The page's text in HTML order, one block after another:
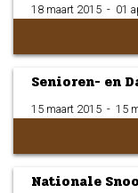
18 maart 2015 ­ - ­ 01
Senioren- en
15 maart 2015 ­ - ­ 15
Nationale